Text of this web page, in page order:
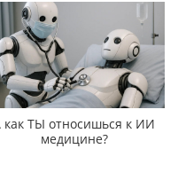
как ТЫ относишься к ИИ
медицине?